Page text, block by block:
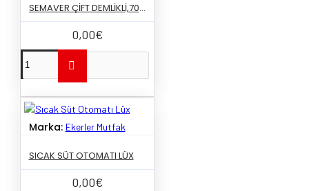
SEMAVER ÇIFT DEMLIKLI,70 BARDAK SEMAVER,ÇIFT DEMLIKLI SEMAVER ÇAY MAKINESI
0,00€
Marka: Ekerler Mutfak
SICAK SÜT OTOMATI LÜX
0,00€